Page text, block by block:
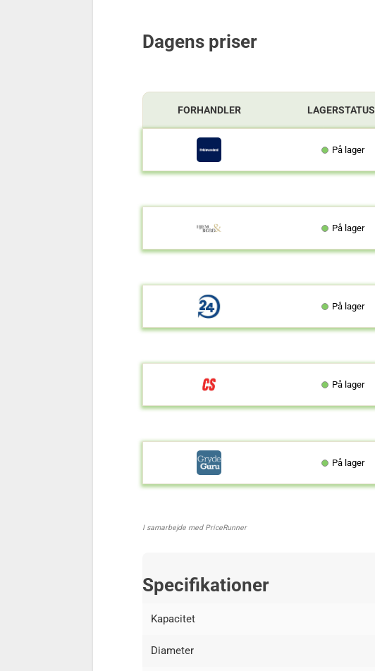
Dagens priser
FORHANDLER LAGERSTATUS
På lager
På lager
På lager
På lager
På lager
I samarbejde med PriceRunner
Specifikationer
Kapacitet
Diameter